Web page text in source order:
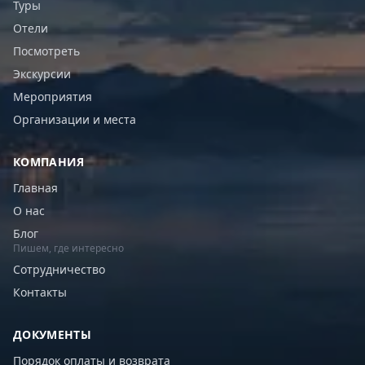
Туры
Отели
Посмотреть
Экскурсии
Мероприятия
Организации и места
КОМПАНИЯ
Главная
О нас
Блог
Пишем, где интересно
Сотрудничество
Контакты
ДОКУМЕНТЫ
Порядок оплаты и возврата